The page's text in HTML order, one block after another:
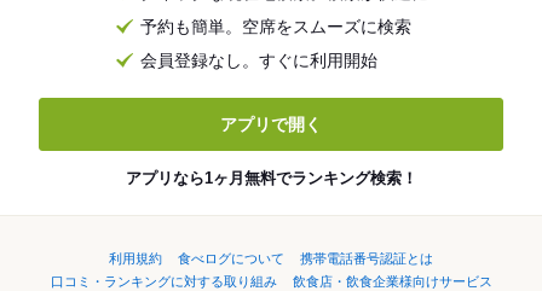
予約も簡単。空席をスムーズに検索
会員登録なし。すぐに利用開始
アプリで開く
アプリなら1ヶ月無料でランキング検索！
利用規約 食べログについて
携帯電話番号認証とは
口コミ・ランキングに対する取り組み
飲食店・飲食企業様向けサービス